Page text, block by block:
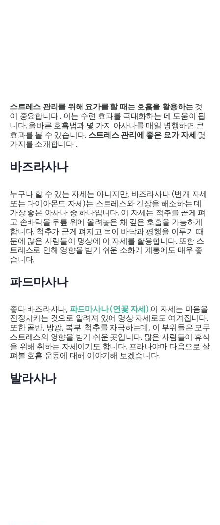
스트레스 관리를 위해 요가를 할 때는 호흡을 활용하는 것
이 중요합니다 . 이는 수련 효과를 극대화하는 데 도움이 됩
니다. 올바른 호흡법과 몇 가지 아사나를 매일 병행하면 큰
효과를 볼 수 있습니다. 스트레스 관리에 좋은 요가 자세 몇
가지를 소개합니다 .
바즈라사나
누구나 할 수 있는 자세는 아니지만, 바즈라사나(번개 자세
또는 다이아몬드 자세)는 스트레스와 긴장을 해소하는 데
가장 좋은 아사나 중 하나입니다. 이 자세는 척추를 곧게 펴
고 손바닥을 무릎 위에 올려놓은 채 깊은 호흡을 가능하게
합니다. 척추가 곧게 펴지고 턱이 바닥과 평행을 이루기 때
문에 많은 사람들이 명상에 이 자세를 활용합니다. 또한 스
트레스로 인해 영향을 받기 쉬운 소화기 계통에도 매우 좋
습니다.
파드마사나
좋다 바즈라사나, 파드마사나(연꽃 자세) 이 자세는 마음을
진정시키는 것으로 알려져 있어 명상 자세로도 여겨집니다.
또한 골반, 방광, 복부, 척추를 자극하는데, 이 부위들은 모두
스트레스의 영향을 받기 쉬운 곳입니다. 많은 사람들이 휴식
을 위해 취하는 자세이기도 합니다. 프라나야마 다음으로 살
펴볼 호흡 운동에 대해 이야기해 보겠습니다.
발라사나